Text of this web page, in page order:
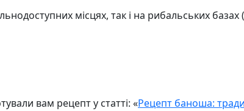
місцях, так і на рибальських
вам рецепт у статті: «Рецепт баноша: